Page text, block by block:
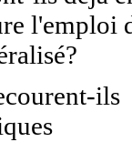
l'emploi
ils